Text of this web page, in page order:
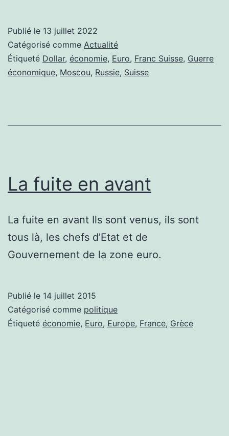
EN
Publié le 13 juillet 2022
Catégorisé comme Actualité
Étiqueté Dollar, économie, Euro, Franc Suisse, Guerre
économique, Moscou, Russie, Suisse
La fuite en avant
La fuite en avant Ils sont venus, ils sont
tous là, les chefs d’Etat et de
Gouvernement de la zone euro.
Publié le 14 juillet 2015
Catégorisé comme politique
Étiqueté économie, Euro, Europe, France, Grèce